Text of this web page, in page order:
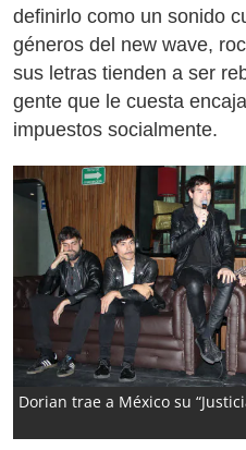
definirlo como un sonido
géneros del new wave,
sus letras tienden a ser
gente que le cuesta
impuestos socialmente.
Dorian trae a México su